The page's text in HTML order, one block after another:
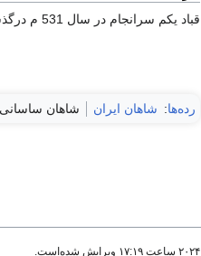
قباد یکم سرانجام در سال 531 م درگذشت که علت مرگ او در منابع 'مرگ طبیعی' ذکر شده است.
رده‌ها: شاهان ایران شاهان ساسانی